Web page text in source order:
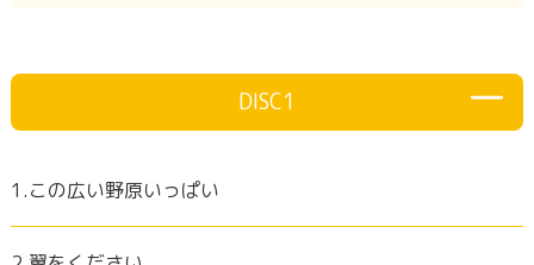
DISC1
1.この広い野原いっぱい